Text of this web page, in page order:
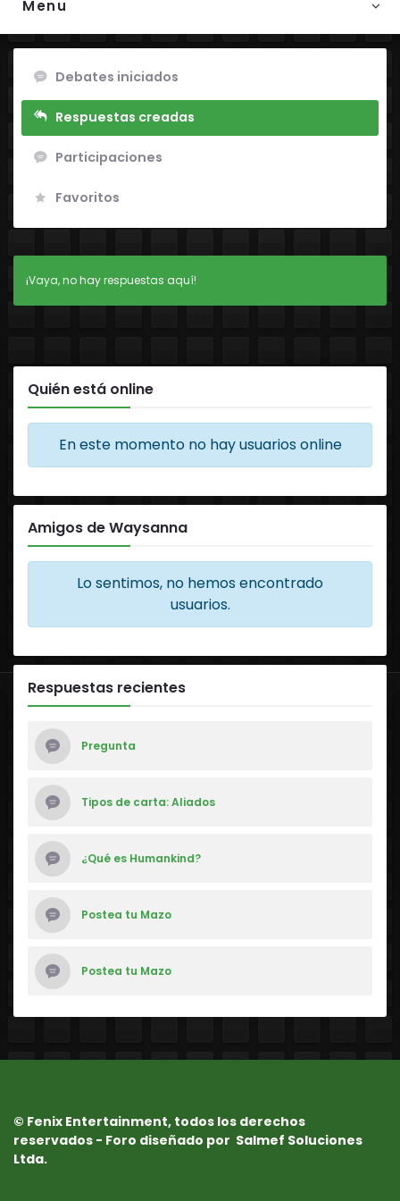
Menu
Debates iniciados
Respuestas creadas
Participaciones
Favoritos
¡Vaya, no hay respuestas aquí!
Quién está online
En este momento no hay usuarios online
Amigos de Waysanna
Lo sentimos, no hemos encontrado
usuarios.
Respuestas recientes
Pregunta
Tipos de carta: Aliados
¿Qué es Humankind?
Postea tu Mazo
Postea tu Mazo
© Fenix Entertainment, todos los derechos
reservados - Foro diseñado por Salmef Soluciones
Ltda.